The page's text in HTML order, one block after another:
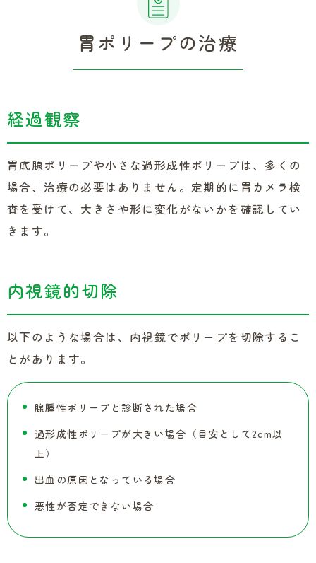
胃ポリープの治療
経過観察
胃底腺ポリープや小さな過形成性ポリープは、多くの
場合、治療の必要はありません。定期的に胃カメラ検
査を受けて、大きさや形に変化がないかを確認してい
きます。
内視鏡的切除
以下のような場合は、内視鏡でポリープを切除するこ
とがあります。
腺腫性ポリープと診断された場合
過形成性ポリープが大きい場合（目安として2cm以
上）
出血の原因となっている場合
悪性が否定できない場合